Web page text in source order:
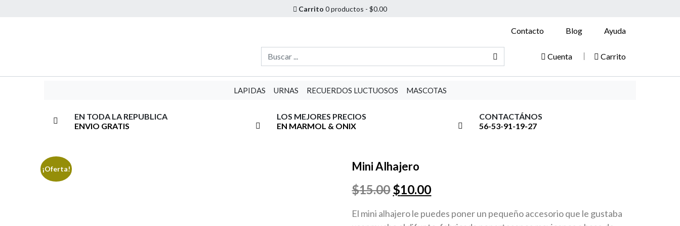
Carrito 0 productos - $0.00
Contacto Blog Ayuda
Cuenta Carrito
LAPIDAS URNAS RECUERDOS LUCTUOSOS MASCOTAS
EN TODA LA REPUBLICA
ENVIO GRATIS
LOS MEJORES PRECIOS
EN MARMOL & ONIX
CONTACTÁNOS
56-53-91-19-27
¡Oferta! Mini Alhajero
$15.00El
precio
$10.00El
precio
El mini alhajero le puedes poner un pequeño accesorio que le gustaba